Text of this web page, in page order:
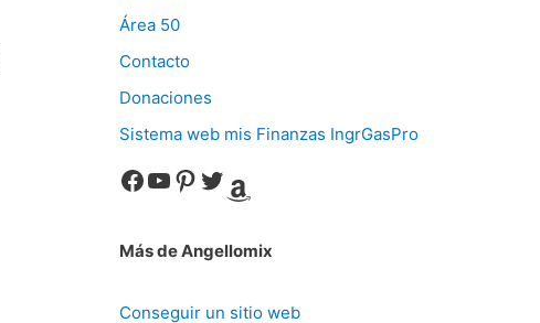
Área 50
Contacto
Donaciones
Sistema web mis Finanzas IngrGasPro
Facebook YouTube Pinterest Twitter Amazon
Más de Angellomix
Conseguir un sitio web